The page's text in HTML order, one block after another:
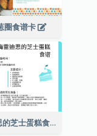
圈食谱卡
梅雷迪思的芝士蛋糕食谱卡